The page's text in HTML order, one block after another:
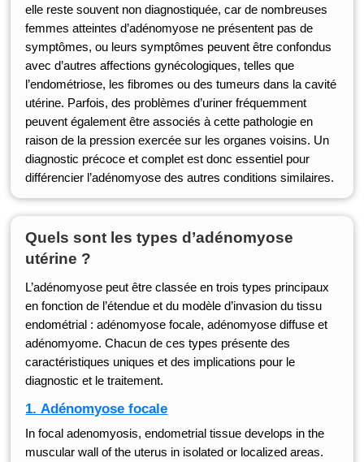
elle reste souvent non diagnostiquée, car de nombreuses
femmes atteintes d’adénomyose ne présentent pas de
symptômes, ou leurs symptômes peuvent être confondus
avec d’autres affections gynécologiques, telles que
l’endométriose, les fibromes ou des tumeurs dans la cavité
utérine. Parfois, des problèmes d’uriner fréquemment
peuvent également être associés à cette pathologie en
raison de la pression exercée sur les organes voisins. Un
diagnostic précoce et complet est donc essentiel pour
différencier l’adénomyose des autres conditions similaires.
Quels sont les types d’adénomyose
utérine ?
L’adénomyose peut être classée en trois types principaux
en fonction de l’étendue et du modèle d’invasion du tissu
endométrial : adénomyose focale, adénomyose diffuse et
adénomyome. Chacun de ces types présente des
caractéristiques uniques et des implications pour le
diagnostic et le traitement.
1. Adénomyose focale
In focal adenomyosis, endometrial tissue develops in the
muscular wall of the uterus in isolated or localized areas.